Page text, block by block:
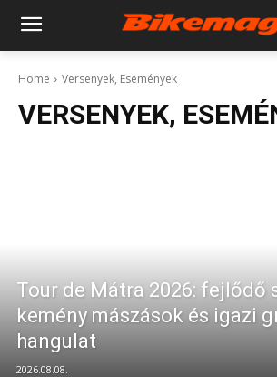
Home Versenyek, Események
VERSENYEK,
Tour de Mátra 2026: fejlődő
kemény mászások és igazi
hangulat
2026.08.08.